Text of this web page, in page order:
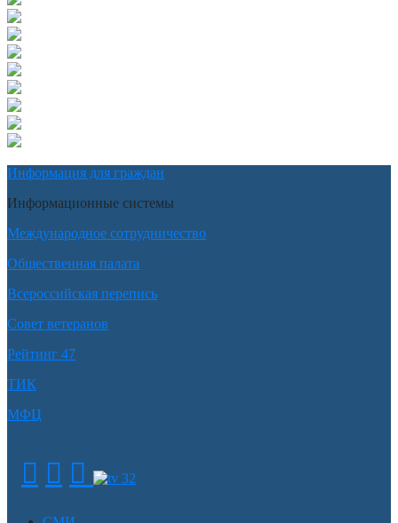
Информация для граждан
Информационные системы
Международное сотрудничество
Общественная палата
Всероссийская перепись
Совет ветеранов
Рейтинг 47
ТИК
МФЦ